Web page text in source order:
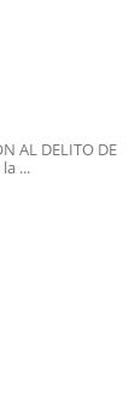
AL DELITO DE
...